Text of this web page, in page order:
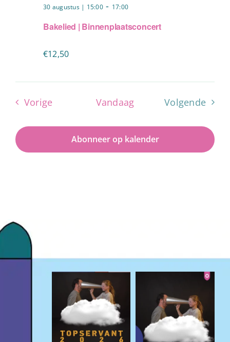
Bakelied | Binnenplaatsconcert
30 augustus | 15:00 - 17:00
€12,50
VorigeEvenementenVandaag
Volgende
Abonneer op kalender